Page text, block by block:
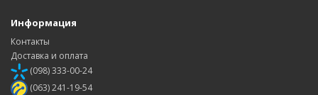
Информация
Контакты
Доставка и оплата
(098) 333-00-24
(063) 241-19-54